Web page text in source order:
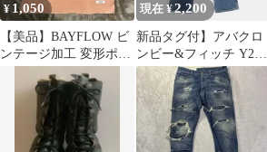
¥ 1,050
【美品】BAYFLOW ビ
ンテージ加工 変形ポケ
ットTシャツ シングル
ステッチ
現在 ¥2,200
新品タグ付】アバクロ
ンビー&フィッチ Y2K
フレアデニム ビジュー
W2